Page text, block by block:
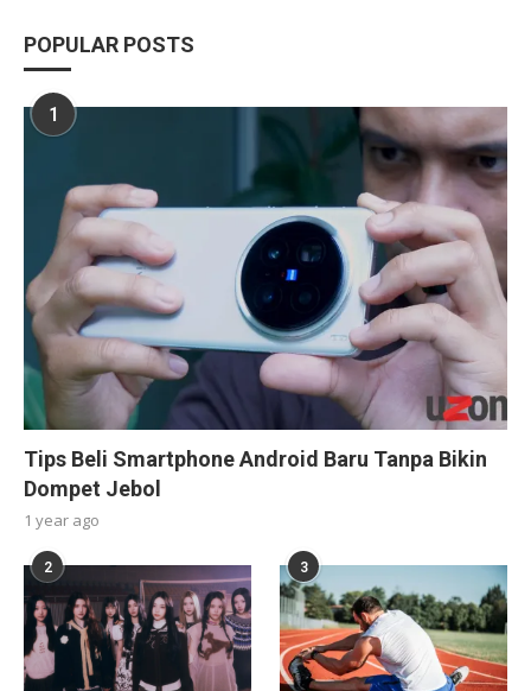
POPULAR POSTS
1
Tips Beli Smartphone Android Baru Tanpa Bikin
Dompet Jebol
1 year ago
2 3